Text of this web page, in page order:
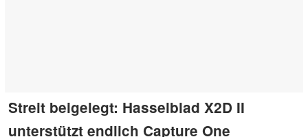
Streit beigelegt: Hasselblad X2D II
unterstützt endlich Capture One